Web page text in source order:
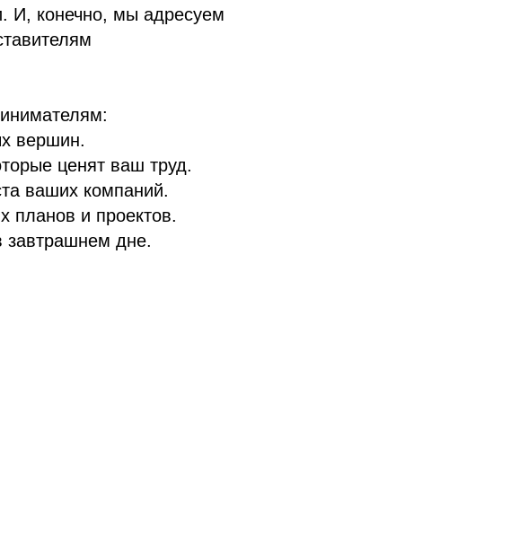
И, конечно, мы адресуем
вершин.
ценят ваш труд.
ваших компаний.
планов и проектов.
завтрашнем дне.